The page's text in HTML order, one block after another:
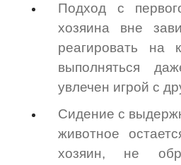
Подход с
хозяина вне
реагировать
выполняться
увлечен игрой с
Сидение с
животное
хозяин, не